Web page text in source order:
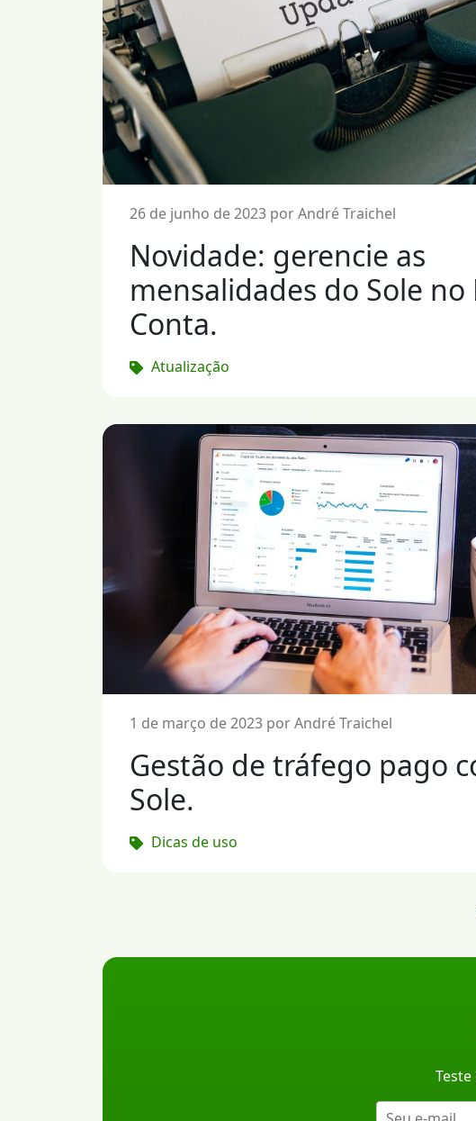
26 de junho de 2023 por André Traichel
Novidade: gerencie as
mensalidades do Sole no
Conta.
Atualização
1 de março de 2023 por André Traichel
Gestão de tráfego pago
Sole.
Dicas de uso